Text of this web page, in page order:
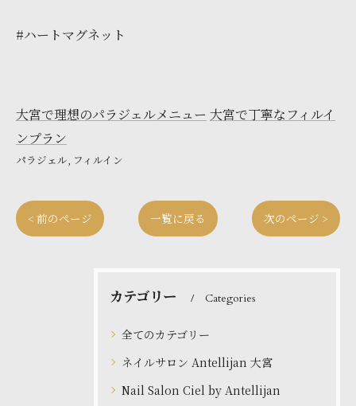
#ハートマグネット
大宮で理想のパラジェルメニュー 大宮で丁寧なフィルイ
ンプラン
パラジェル フィルイン
< 前のページ 一覧に戻る 次のページ >
カテゴリー Categories
全てのカテゴリー
ネイルサロン Antellijan 大宮
Nail Salon Ciel by Antellijan